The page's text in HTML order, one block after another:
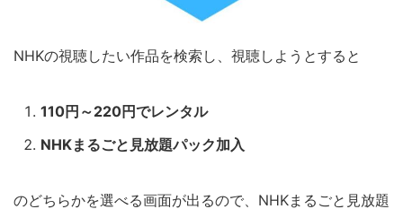
NHKの視聴したい作品を検索し、視聴しようとすると
110円～220円でレンタル
NHKまるごと見放題パック加入
のどちらかを選べる画面が出るので、NHKまるごと見放題